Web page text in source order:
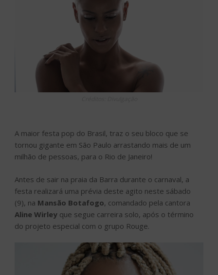
A maior festa pop do Brasil, traz o seu bloco que se
tornou gigante em São Paulo arrastando mais de um
milhão de pessoas, para o Rio de Janeiro!
Antes de sair na praia da Barra durante o carnaval, a
festa realizará uma prévia deste agito neste sábado
(9), na Mansão Botafogo, comandado pela cantora
Aline Wirley que segue carreira solo, após o término
do projeto especial com o grupo Rouge.